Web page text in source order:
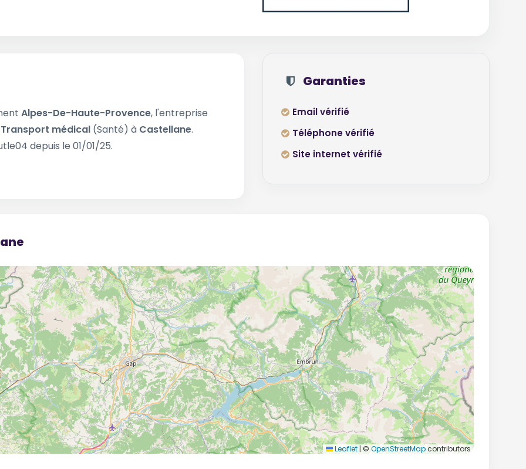
Alpes-De-Haute-Provence, l'entreprise
Transport médical (Santé) à Castellane.
depuis le 01/01/25.
Garanties
Email vérifié
Téléphone vérifié
Site internet vérifié
Leaflet | © OpenStreetMapcontributors